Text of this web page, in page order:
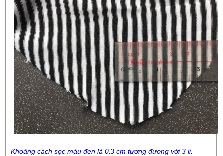
Khoảng cách sọc màu đen là 0.3 cm tương đương với 3 li.